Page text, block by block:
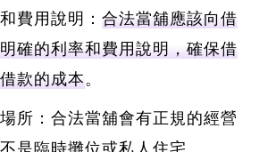
費用說明： 合法當舖應該向借
確的利率和費用說明，確保借
款的成本。
所：合法當舖會有正規的經營